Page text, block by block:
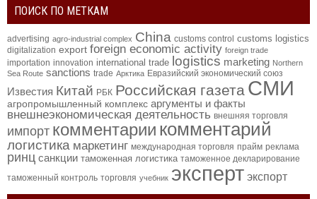
ПОИСК ПО МЕТКАМ
advertising agro-industrial complex China customs control customs logistics
digitalization export foreign economic activity foreign trade
importation innovation international trade logistics marketing Northern
Sea Route sanctions trade Арктика Евразийский экономический союз
Известия Китай РБК Российская газета СМИ
агропромышленный комплекс аргументы и факты
внешнеэкономическая деятельность внешняя торговля
импорт комментарии комментарий
логистика маркетинг международная торговля прайм реклама
ринц санкции таможенная логистика таможенное декларирование
таможенный контроль торговля учебник эксперт экспорт